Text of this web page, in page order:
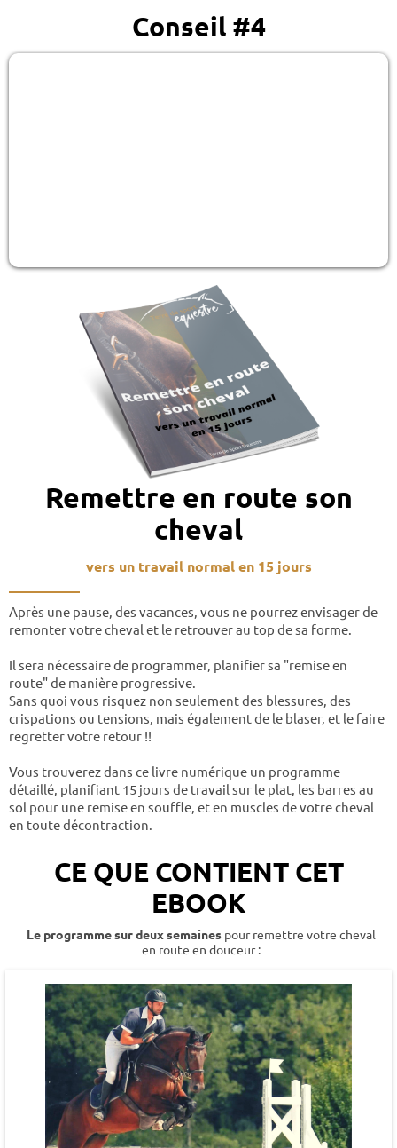
Conseil #4
Remettre en route son
cheval
vers un travail normal en 15 jours
Après une pause, des vacances, vous ne pourrez envisager de
remonter votre cheval et le retrouver au top de sa forme.
Il sera nécessaire de programmer, planifier sa "remise en
route" de manière progressive.
Sans quoi vous risquez non seulement des blessures, des
crispations ou tensions, mais également de le blaser, et le faire
regretter votre retour !!
Vous trouverez dans ce livre numérique un programme
détaillé, planifiant 15 jours de travail sur le plat, les barres au
sol pour une remise en souffle, et en muscles de votre cheval
en toute décontraction.
CE QUE CONTIENT CET
EBOOK
Le programme sur deux semaines pour remettre votre cheval
en route en douceur :